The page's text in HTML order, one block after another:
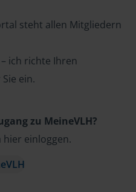
steht allen Mitgliedern
ich richte Ihren
ein.
zu MeineVLH?
hier einloggen.